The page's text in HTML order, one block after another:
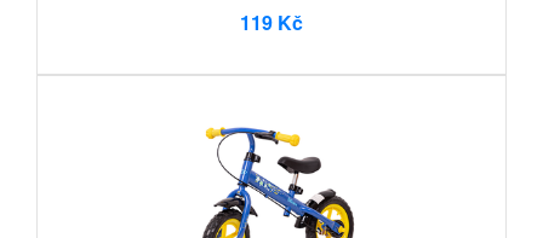
119 Kč